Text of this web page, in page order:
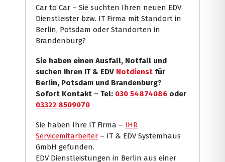
Car to Car – Sie suchten Ihren neuen EDV
Dienstleister bzw. IT Firma mit Standort in
Berlin, Potsdam oder Standorten in
Brandenburg?
Sie haben einen Ausfall, Notfall und
suchen Ihren IT & EDV Notdienst für
Berlin, Potsdam und Brandenburg?
Sofort Kontakt – Tel: 030 54874086 oder
03322 8509070
Sie haben Ihre IT Firma – IHR
Servicemitarbeiter – IT & EDV Systemhaus
GmbH gefunden.
EDV Dienstleistungen in Berlin aus einer